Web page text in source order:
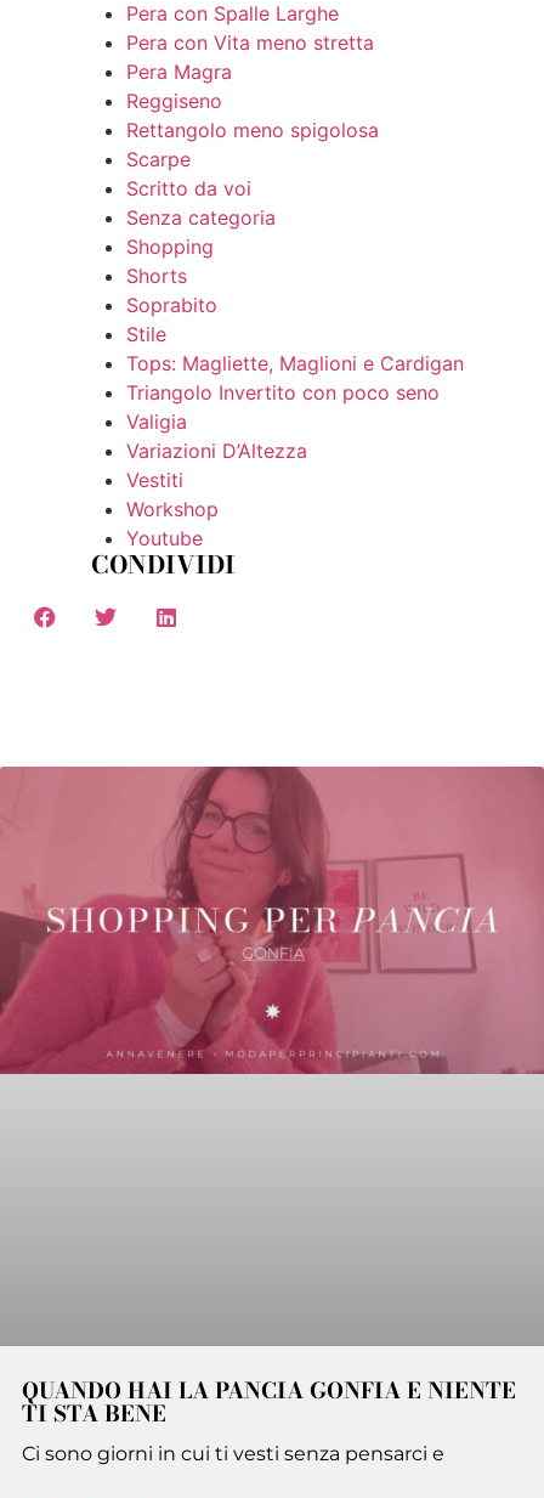
Pera con Spalle Larghe
Pera con Vita meno stretta
Pera Magra
Reggiseno
Rettangolo meno spigolosa
Scarpe
Scritto da voi
Senza categoria
Shopping
Shorts
Soprabito
Stile
Tops: Magliette, Maglioni e Cardigan
Triangolo Invertito con poco seno
Valigia
Variazioni D’Altezza
Vestiti
Workshop
Youtube
CONDIVIDI
QUANDO HAI LA PANCIA GONFIA E NIENTE
TI STA BENE
Ci sono giorni in cui ti vesti senza pensarci e